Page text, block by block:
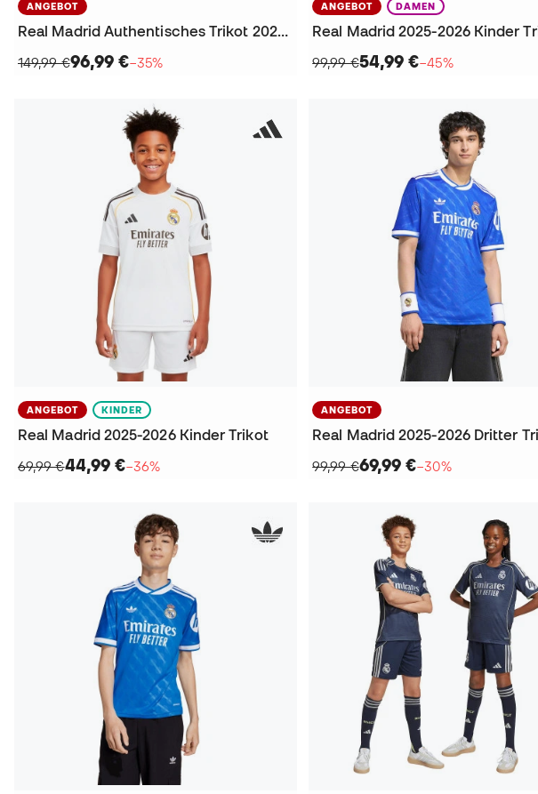
ANGEBOT
Real Madrid Authentisches Trikot 2025-2026 Trikot
149,99 €96,99 €−35%
ANGEBOT DAMEN
Real Madrid 2025-2026 Kinder
99,99 €54,99 €−45%
ANGEBOT KINDER
Real Madrid 2025-2026 Kinder Trikot
69,99 €44,99 €−36%
ANGEBOT
Real Madrid 2025-2026 Dritter
99,99 €69,99 €−30%